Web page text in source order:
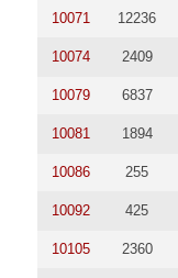
10071 12236
10074 2409
10079 6837
10081 1894
10086 255
10092 425
10105 2360